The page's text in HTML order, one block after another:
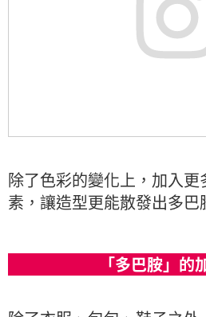
除了色彩的變化上，加入
素，讓造型更能散發出多巴
「多巴胺」的